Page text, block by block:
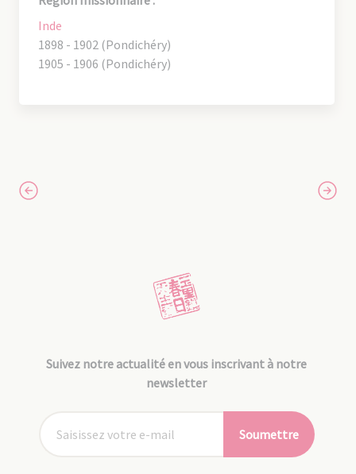
Inde
1898 - 1902 (Pondichéry)
1905 - 1906 (Pondichéry)
Suivez notre actualité en vous inscrivant à notre
newsletter
Soumettre